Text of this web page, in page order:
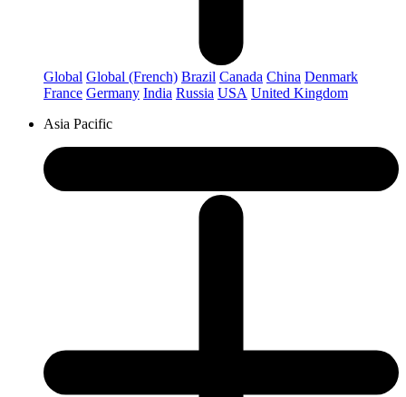
Global Global (French) Brazil Canada China Denmark
France Germany India Russia USA United Kingdom
Asia Pacific